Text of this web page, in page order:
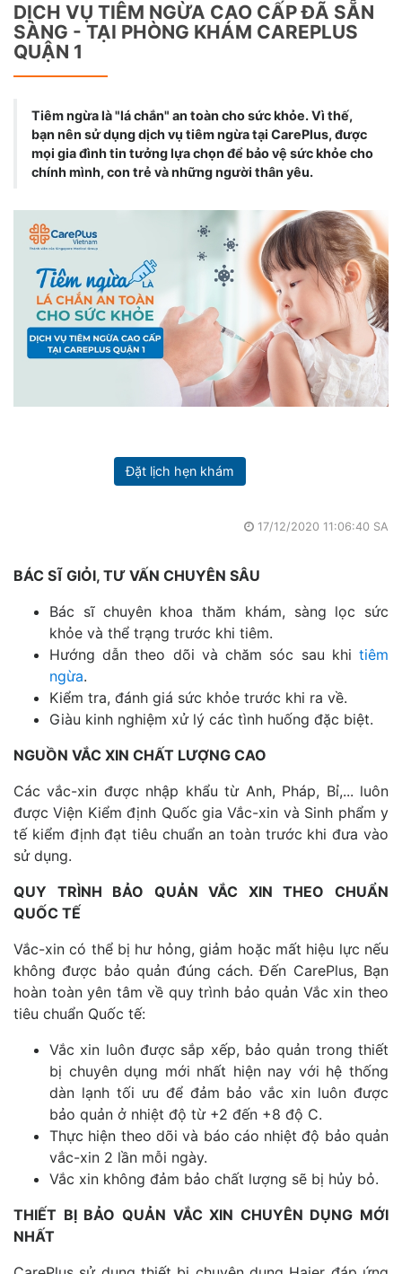
DỊCH VỤ TIÊM NGỪA CAO CẤP ĐÃ SẴN
SÀNG - TẠI PHÒNG KHÁM CAREPLUS
QUẬN 1
Tiêm ngừa là "lá chắn" an toàn cho sức khỏe. Vì thế,
bạn nên sử dụng dịch vụ tiêm ngừa tại CarePlus, được
mọi gia đình tin tưởng lựa chọn để bảo vệ sức khỏe cho
chính mình, con trẻ và những người thân yêu.
Đặt lịch hẹn khám
17/12/2020 11:06:40 SA
BÁC SĨ GIỎI, TƯ VẤN CHUYÊN SÂU
Bác sĩ chuyên khoa thăm khám, sàng lọc sức
khỏe và thể trạng trước khi tiêm.
Hướng dẫn theo dõi và chăm sóc sau khi tiêm
ngừa.
Kiểm tra, đánh giá sức khỏe trước khi ra về.
Giàu kinh nghiệm xử lý các tình huống đặc biệt.
NGUỒN VẮC XIN CHẤT LƯỢNG CAO
Các vắc-xin được nhập khẩu từ Anh, Pháp, Bỉ,... luôn
được Viện Kiểm định Quốc gia Vắc-xin và Sinh phẩm y
tế kiểm định đạt tiêu chuẩn an toàn trước khi đưa vào
sử dụng.
QUY TRÌNH BẢO QUẢN VẮC XIN THEO CHUẨN
QUỐC TẾ
Vắc-xin có thể bị hư hỏng, giảm hoặc mất hiệu lực nếu
không được bảo quản đúng cách. Đến CarePlus, Bạn
hoàn toàn yên tâm về quy trình bảo quản Vắc xin theo
tiêu chuẩn Quốc tế:
Vắc xin luôn được sắp xếp, bảo quản trong thiết
bị chuyên dụng mới nhất hiện nay với hệ thống
dàn lạnh tối ưu để đảm bảo vắc xin luôn được
bảo quản ở nhiệt độ từ +2 đến +8 độ C.
Thực hiện theo dõi và báo cáo nhiệt độ bảo quản
vắc-xin 2 lần mỗi ngày.
Vắc xin không đảm bảo chất lượng sẽ bị hủy bỏ.
THIẾT BỊ BẢO QUẢN VẮC XIN CHUYÊN DỤNG MỚI
NHẤT